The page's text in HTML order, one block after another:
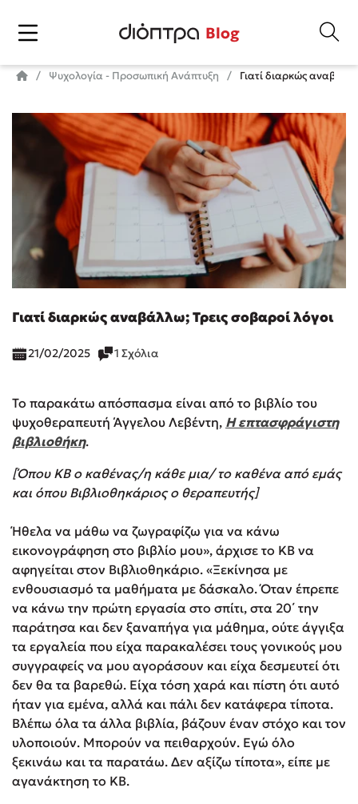
Blog
Ψυχολογία - Προσωπική Ανάπτυξη Γιατί διαρκώς
Γιατί διαρκώς αναβάλλω; Τρεις σοβαροί λόγοι
21/02/2025 1 Σχόλια
Το παρακάτω απόσπασμα είναι από το βιβλίο του
ψυχοθεραπευτή Άγγελου Λεβέντη, Η επτασφράγιστη
βιβλιοθήκη.
[Όπου ΚΒ ο καθένας/η κάθε μια/ το καθένα από εμάς
και όπου Βιβλιοθηκάριος ο θεραπευτής]
Ήθελα να μάθω να ζωγραφίζω για να κάνω
εικονογράφηση στο βιβλίο μου», άρχισε το ΚΒ να
αφηγείται στον Βιβλιοθηκάριο. «Ξεκίνησα με
ενθουσιασμό τα μαθήματα με δάσκαλο. Όταν έπρεπε
να κάνω την πρώτη εργασία στο σπίτι, στα 20΄ την
παράτησα και δεν ξαναπήγα για μάθημα, ούτε άγγιξα
τα εργαλεία που είχα παρακαλέσει τους γονικούς μου
συγγραφείς να μου αγοράσουν και είχα δεσμευτεί ότι
δεν θα τα βαρεθώ. Είχα τόση χαρά και πίστη ότι αυτό
ήταν για εμένα, αλλά και πάλι δεν κατάφερα τίποτα.
Βλέπω όλα τα άλλα βιβλία, βάζουν έναν στόχο και τον
υλοποιούν. Μπορούν να πειθαρχούν. Εγώ όλο
ξεκινάω και τα παρατάω. Δεν αξίζω τίποτα», είπε με
αγανάκτηση το ΚΒ.